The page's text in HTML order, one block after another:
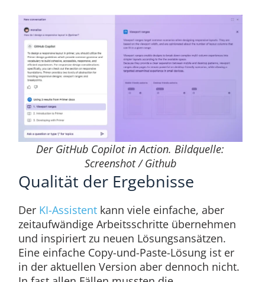
Der GitHub Copilot in Action. Bildquelle:
Screenshot / Github
Qualität der Ergebnisse​
Der KI-Assistentkann viele einfache, aber
zeitaufwändige Arbeitsschritte übernehmen
und inspiriert zu neuen Lösungsansätzen.
Eine einfache Copy-und-Paste-Lösung ist er
in der aktuellen Version aber dennoch nicht.